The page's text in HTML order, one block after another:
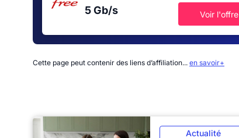
5 Gb/s Voir l'offre
Cette page peut contenir des liens d’affiliation... en savoir+
Actualité